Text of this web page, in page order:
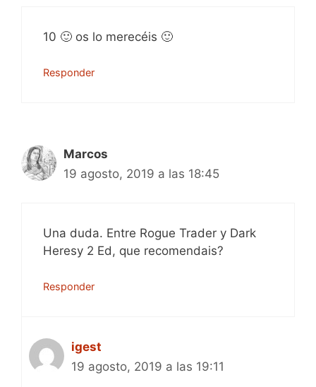
10 🙂 os lo merecéis 🙂
Responder
Marcos
19 agosto, 2019 a las 18:45
Una duda. Entre Rogue Trader y Dark
Heresy 2 Ed, que recomendais?
Responder
igest
19 agosto, 2019 a las 19:11